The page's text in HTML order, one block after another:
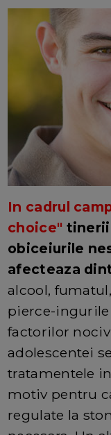
In cadrul
choice" tinerii
obiceiurile
afecteaza
alcool,
pierce-ingurile
factorilor
adolescentei
tratamentele
motiv pentru
regulate la